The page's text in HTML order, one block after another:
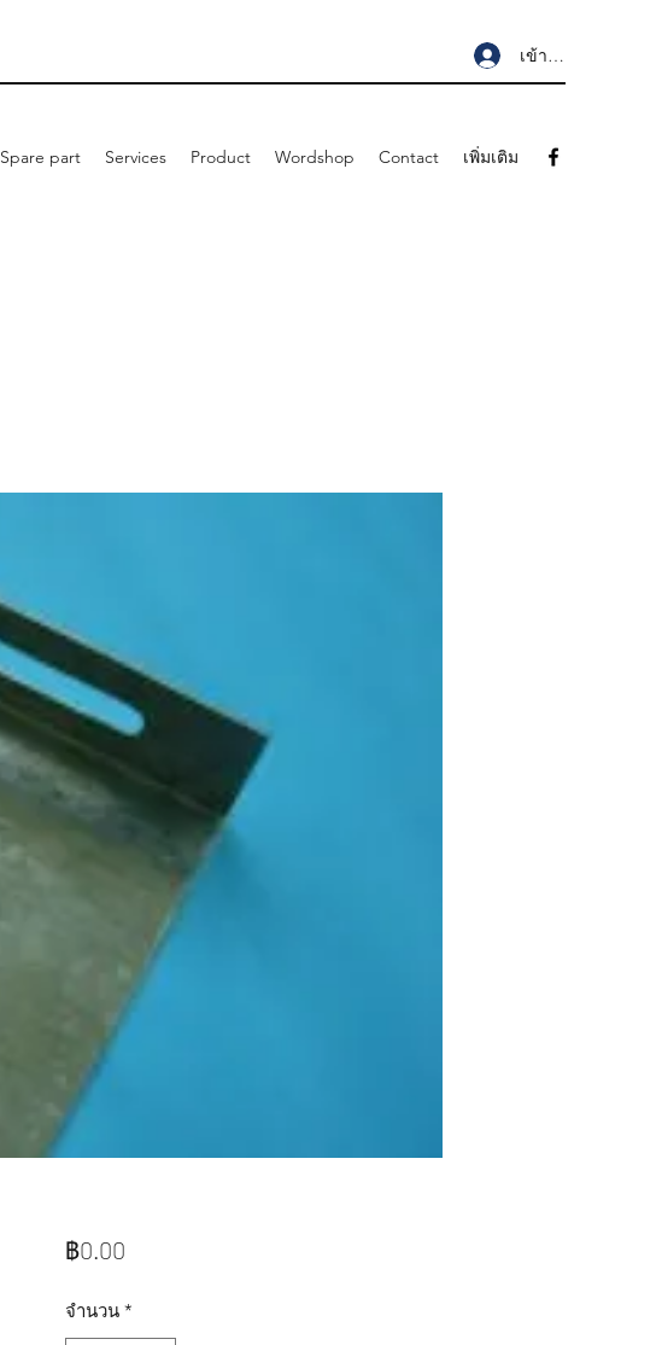
เข้าสู่ระบบ
Spare part Services Product Wordshop Contact เพิ่มเติม
฿0.00ราคา
จำนวน *